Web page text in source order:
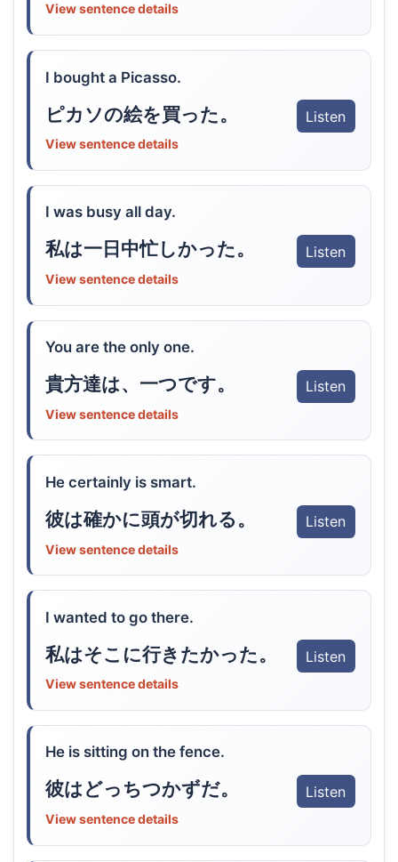
View sentence details
I bought a Picasso.
ピカソの絵を買った。 Listen
View sentence details
I was busy all day.
私は一日中忙しかった。 Listen
View sentence details
You are the only one.
貴方達は、一つです。 Listen
View sentence details
He certainly is smart.
彼は確かに頭が切れる。 Listen
View sentence details
I wanted to go there.
私はそこに行きたかった。 Listen
View sentence details
He is sitting on the fence.
彼はどっちつかずだ。 Listen
View sentence details